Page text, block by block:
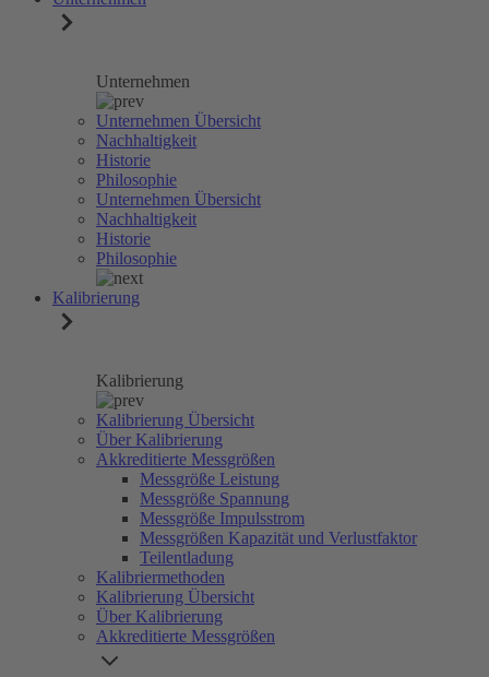
Unternehmen
Unternehmen Übersicht
Nachhaltigkeit
Historie
Philosophie
Unternehmen Übersicht
Nachhaltigkeit
Historie
Philosophie
Kalibrierung
Kalibrierung
Kalibrierung Übersicht
Über Kalibrierung
Akkreditierte Messgrößen
Messgröße Leistung
Messgröße Spannung
Messgröße Impulsstrom
Messgrößen Kapazität und Verlustfaktor
Teilentladung
Kalibriermethoden
Kalibrierung Übersicht
Über Kalibrierung
Akkreditierte Messgrößen